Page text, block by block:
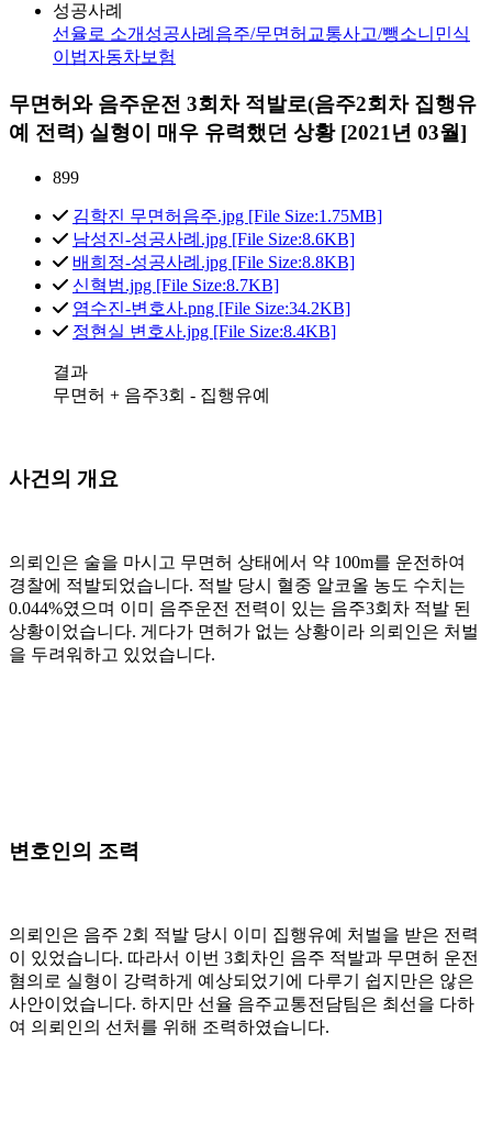
성공사례
선율로 소개 성공사례 음주/무면허 교통사고/뺑소니 민식
이법자동차보험
무면허와 음주운전 3회차 적발로(음주2회차 집행유
예 전력) 실형이 매우 유력했던 상황 [2021년 03월]
899
김학진 무면허음주.jpg [File Size:1.75MB]
남성진-성공사례.jpg [File Size:8.6KB]
배희정-성공사례.jpg [File Size:8.8KB]
신혁범.jpg [File Size:8.7KB]
염수진-변호사.png [File Size:34.2KB]
정현실 변호사.jpg [File Size:8.4KB]
결과
무면허 + 음주3회 - 집행유예
사건의 개요
의뢰인은 술을 마시고 무면허 상태에서 약 100m를 운전하여
경찰에 적발되었습니다. 적발 당시 혈중 알코올 농도 수치는
0.044%였으며 이미 음주운전 전력이 있는 음주3회차 적발 된
상황이었습니다. 게다가 면허가 없는 상황이라 의뢰인은 처벌
을 두려워하고 있었습니다.
변호인의 조력
의뢰인은 음주 2회 적발 당시 이미 집행유예 처벌을 받은 전력
이 있었습니다. 따라서 이번 3회차인 음주 적발과 무면허 운전
혐의로 실형이 강력하게 예상되었기에 다루기 쉽지만은 않은
사안이었습니다. 하지만 선율 음주교통전담팀은 최선을 다하
여 의뢰인의 선처를 위해 조력하였습니다.